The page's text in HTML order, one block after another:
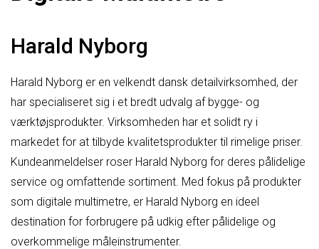
Harald Nyborg
Harald Nyborg er en velkendt dansk detailvirksomhed, der
har specialiseret sig i et bredt udvalg af bygge- og
værktøjsprodukter. Virksomheden har et solidt ry i
markedet for at tilbyde kvalitetsprodukter til rimelige priser.
Kundeanmeldelser roser Harald Nyborg for deres pålidelige
service og omfattende sortiment. Med fokus på produkter
som digitale multimetre, er Harald Nyborg en ideel
destination for forbrugere på udkig efter pålidelige og
overkommelige måleinstrumenter.